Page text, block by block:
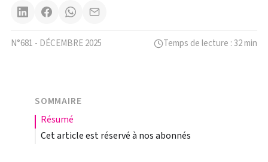
N°681 - DÉCEMBRE 2025 Temps de lecture : 32 min
SOMMAIRE
résumé
Cet article est réservé à nos abonnés